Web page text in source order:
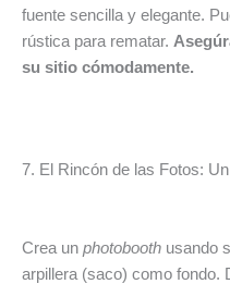
fuente sencilla y elegante.
rústica para rematar.
su sitio cómodamente.
7. El Rincón de las Fotos:
Crea un photobooth usando
arpillera (saco) como fondo.